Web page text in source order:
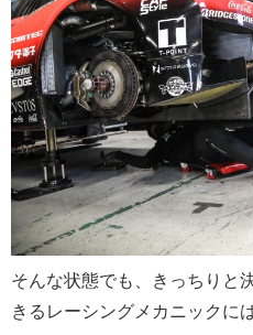
そんな状態でも、きっちりと
きるレーシングメカニックに